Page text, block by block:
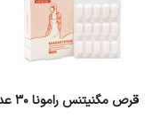
قرص مگنیتنس رامونا 30 عدد